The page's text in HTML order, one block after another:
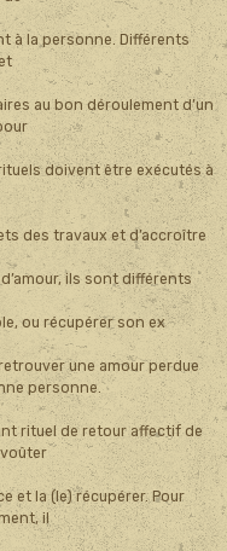
à la personne. Différents
au bon déroulement d’un
doivent être exécutés à
des travaux et d’accroître
ils sont différents
ou récupérer son ex
une amour perdue
personne.
rituel de retour affectif de
et la (le) récupérer. Pour
il